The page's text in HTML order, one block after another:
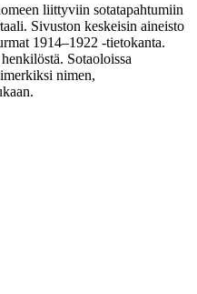
liittyviin sotatapahtumiin
Sivuston keskeisin aineisto
1914–1922 -tietokanta.
Sotaoloissa
nimen,